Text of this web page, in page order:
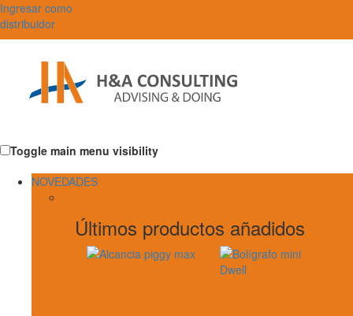
Ingresar como
distribuidor
Toggle main menu visibility
NOVEDADES
Últimos productos añadidos